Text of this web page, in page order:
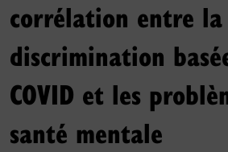
corrélation entre la
discrimination
COVID et les
santé mentale